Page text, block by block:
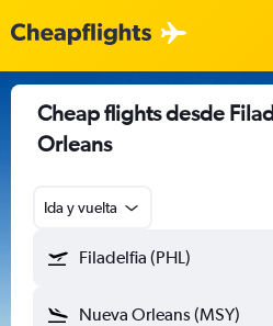
Cheap flights desde
Orleans
Ida y vuelta
Filadelfia (PHL)
Nueva Orleans (MSY)